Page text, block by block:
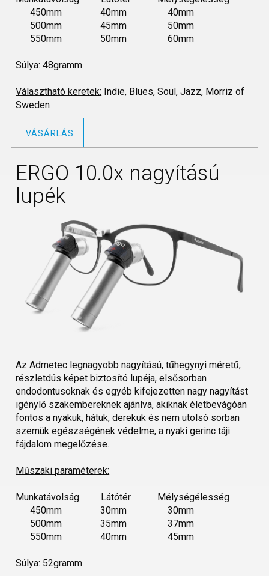
450mm 40mm 40mm
500mm 45mm 50mm
550mm 50mm 60mm
Súlya: 48gramm
Választható keretek: Indie, Blues, Soul, Jazz, Morriz of
Sweden
VÁSÁRLÁS
ERGO 10.0x nagyítású
lupék
Az Admetec legnagyobb nagyítású, tűhegynyi méretű,
részletdús képet biztosító lupéja, elsősorban
endodontusoknak és egyéb kifejezetten nagy nagyítást
igénylő szakembereknek ajánlva, akiknak életbevágóan
fontos a nyakuk, hátuk, derekuk és nem utolsó sorban
szemük egészségének védelme, a nyaki gerinc táji
fájdalom megelőzése.
Műszaki paraméterek:
Munkatávolság Látótér Mélységélesség
450mm 30mm 30mm
500mm 35mm 37mm
550mm 40mm 45mm
Súlya: 52gramm